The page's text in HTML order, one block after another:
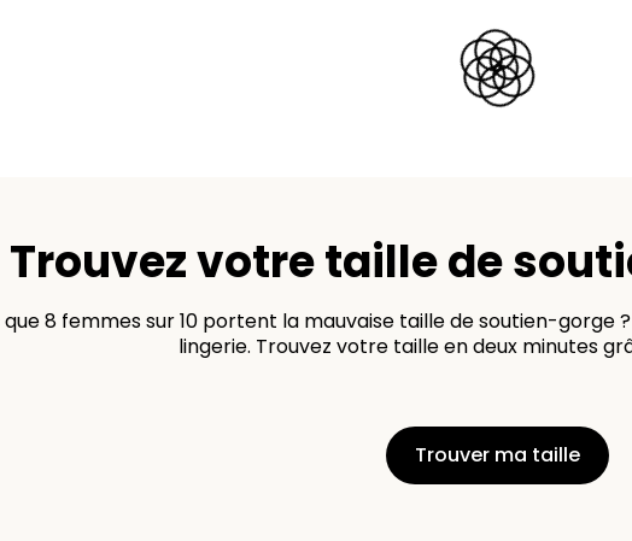
Trouvez votre taille de
que 8 femmes sur 10 portent la mauvaise taille de soutien-gorge
lingerie. Trouvez votre taille en deux minutes
Trouver ma taille